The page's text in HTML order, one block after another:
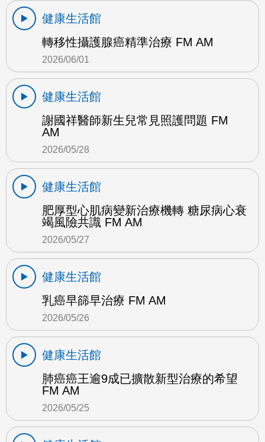
健康生活館
轉移性攝護腺癌精準治療 FM AM
2026/06/01
健康生活館
謝國祥醫師新生兒常見照護問題 FM
AM
2026/05/28
健康生活館
肥厚型心肌病變新治療機轉 糖尿病心衰
竭風險共識 FM AM
2026/05/27
健康生活館
乳癌早篩早治療 FM AM
2026/05/26
健康生活館
肺癌癌王逾9成已擴散新型治療的希望
FM AM
2026/05/25